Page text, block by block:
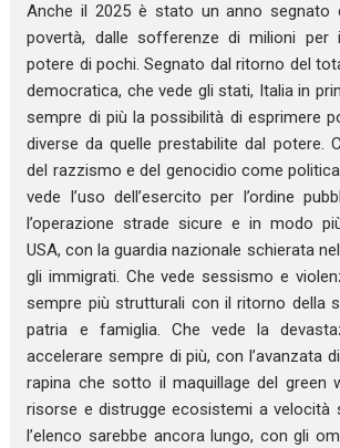
Anche il 2025 è stato un anno segnato
povertà, dalle sofferenze di milioni per
potere di pochi. Segnato dal ritorno del
democratica, che vede gli stati, Italia in
sempre di più la possibilità di esprimere
diverse da quelle prestabilite dal potere.
del razzismo e del genocidio come
vede l’uso dell’esercito per l’ordine
l’operazione strade sicure e in modo
USA, con la guardia nazionale schierata
gli immigrati. Che vede sessismo e
sempre più strutturali con il ritorno della
patria e famiglia. Che vede la
accelerare sempre di più, con l’avanzata
rapina che sotto il maquillage del green
risorse e distrugge ecosistemi a velocità
l’elenco sarebbe ancora lungo, con gli